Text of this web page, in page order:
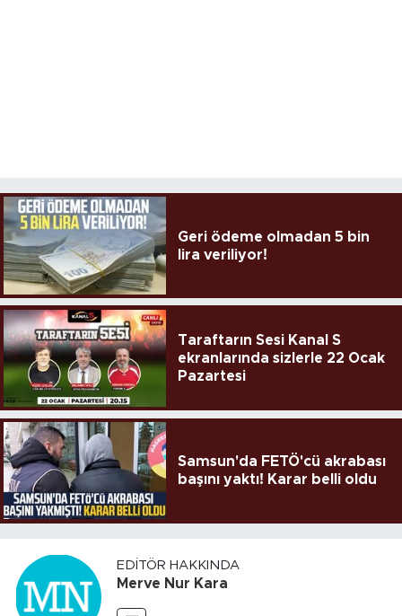
Geri ödeme olmadan 5 bin
lira veriliyor!
Taraftarın Sesi Kanal S
ekranlarında sizlerle 22 Ocak
Pazartesi
Samsun'da FETÖ'cü akrabası
başını yaktı! Karar belli oldu
EDITÖR HAKKINDA
Merve Nur Kara